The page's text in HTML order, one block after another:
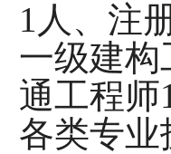
1人、注
一级建构
通工程师
各类专业